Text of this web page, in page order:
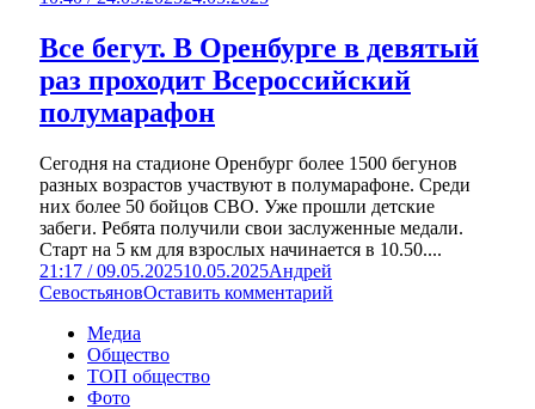
Все бегут. В Оренбурге в девятый
раз проходит Всероссийский
полумарафон
Сегодня на стадионе Оренбург более 1500 бегунов
разных возрастов участвуют в полумарафоне. Среди
них более 50 бойцов СВО. Уже прошли детские
забеги. Ребята получили свои заслуженные медали.
Старт на 5 км для взрослых начинается в 10.50....
21:17 / 09.05.202510.05.2025Андрей
СевостьяновОставить комментарий
Медиа
Общество
ТОП общество
Фото